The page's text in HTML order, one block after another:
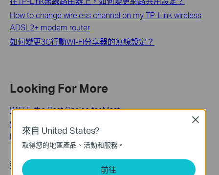
How to change wireless channel on my TP-Link wireless
ADSL2+ modem router
如何變更3G行動Wi-Fi分享器的無線設定？
Looking For More
WiFi 5, the Best Choice for Most
Wi-Fi Range Extender: Why Choose Them and How to
Install Them
這篇faq是否有用?
來自 United States?
取得您的地區產品、活動和服務。
前往
Close